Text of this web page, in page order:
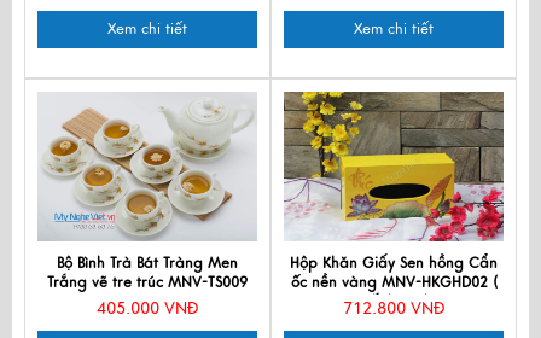
Xem chi tiết Xem chi tiết
Bộ Bình Trà Bát Tràng Men
Trắng vẽ tre trúc MNV-TS009
405.000 VNĐ
Hộp Khăn Giấy Sen hồng Cẩn
ốc nền vàng MNV-HKGHD02 (
Hết hàng)
712.800 VNĐ